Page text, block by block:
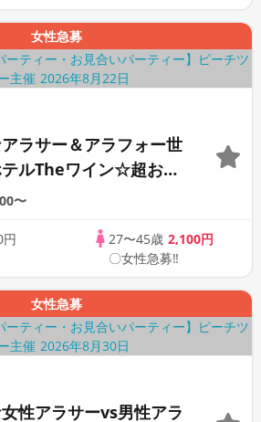
女性急募
ラサー＆アラフォー世
ルTheワイン☆超お洒
の本格カクテルで開催
〜
円
27〜45歳 2,100円
〇女性急募‼
女性急募
性アラサーvs男性アラ